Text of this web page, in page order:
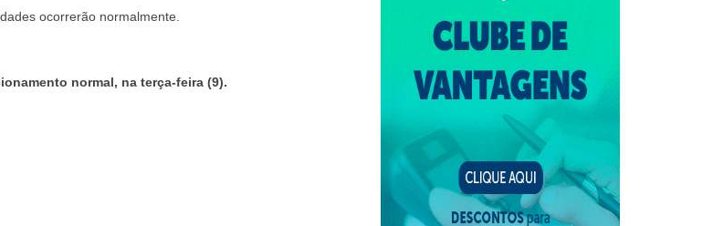
ocorrerão normalmente.
normal, na terça-feira (9).